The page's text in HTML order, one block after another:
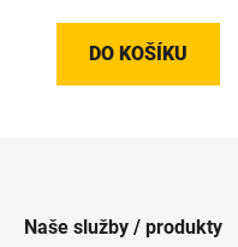
DO KOŠÍKU
Naše služby / produkty